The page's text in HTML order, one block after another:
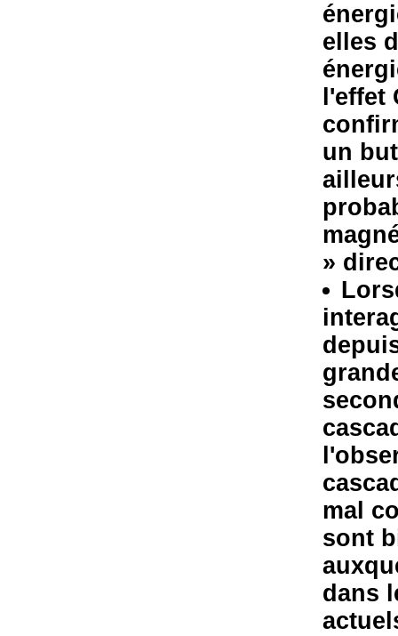
elles
l'effet
un
»
mal
sont
dans